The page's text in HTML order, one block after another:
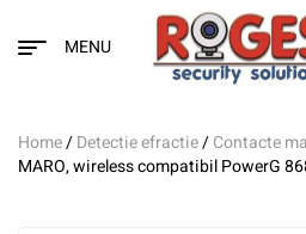
MENU
Home/Detectie efractie/Contacte
MARO, wireless compatibil PowerG